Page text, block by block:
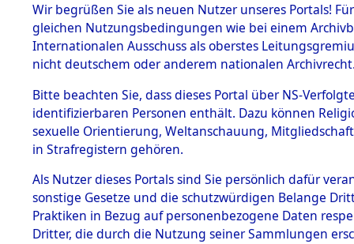
BESTÄNDE
1.
Inhaftierungsdoku
mente
1.2.9 Beim ITS
verwahrte
1.2.9.1
Effekten aus
dem KZ
Dachau
9Akten
Land
Bulgarien
Namensvarianten
Wir begrüßen Sie als neuen Nutzer unseres Portals!
gleichen Nutzungsbedingungen wie bei einem
Internationalen Ausschuss als oberstes
nicht deutschem oder anderem nationalen
Bitte beachten Sie, dass dieses Portal über NS-
identifizierbaren Personen enthält. Dazu können
sexuelle Orientierung, Weltanschauung,
in Strafregistern gehören.
Als Nutzer dieses Portals sind Sie persönlich dafür
sonstige Gesetze und die schutzwürdigen Belange
Praktiken in Bezug auf personenbezogene Daten
Dritter, die durch die Nutzung seiner Sammlungen